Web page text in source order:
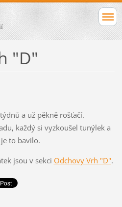
"D"
a už pěkně rošťačí.
každý si vyzkoušel tunýlek a
to bavilo.
jsou v sekci Odchovy Vrh "D".